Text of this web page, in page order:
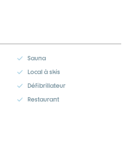
Sauna
Local à skis
Défibrillateur
Restaurant